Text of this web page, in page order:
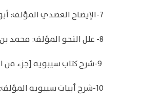
7-الإيضاح العضدي المؤلف: أبو علي الفارسيّ (٢٨٨ - ٣٧٧ هـ)
8- علل النحو المؤلف: محمد بن عبد الله بن العباس، أبو الحسن، ابن الوراق (ت ٣٨١هـ)
10-شرح أبيات سيبويه المؤلف: يوسف بن أبي سعيد الحسن بن عبد الله بن المرزبان أبو محمد السيرافي (ت ٣٨٥هـ)